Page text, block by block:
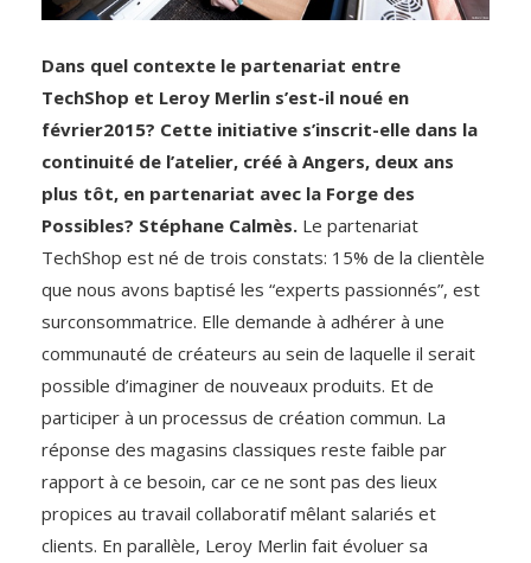
Dans quel contexte le partenariat entre
TechShop et Leroy Merlin s’est-il noué en
février2015? Cette initiative s’inscrit-elle dans la
continuité de l’atelier, créé à Angers, deux ans
plus tôt, en partenariat avec la Forge des
Possibles? Stéphane Calmès. Le partenariat
TechShop est né de trois constats: 15% de la clientèle
que nous avons baptisé les “experts passionnés”, est
surconsommatrice. Elle demande à adhérer à une
communauté de créateurs au sein de laquelle il serait
possible d’imaginer de nouveaux produits. Et de
participer à un processus de création commun. La
réponse des magasins classiques reste faible par
rapport à ce besoin, car ce ne sont pas des lieux
propices au travail collaboratif mêlant salariés et
clients. En parallèle, Leroy Merlin fait évoluer sa